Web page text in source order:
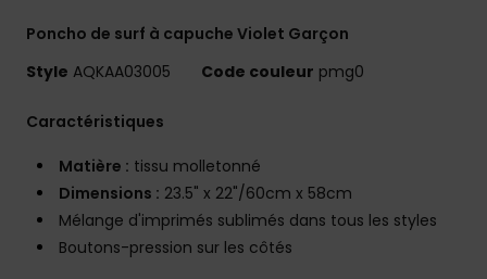
Poncho de surf à capuche Violet Garçon
Style AQKAA03005 Code couleur pmg0
Caractéristiques
Matière : tissu molletonné
Dimensions : 23.5" x 22"/60cm x 58cm
Mélange d'imprimés sublimés dans tous les styles
Boutons-pression sur les côtés